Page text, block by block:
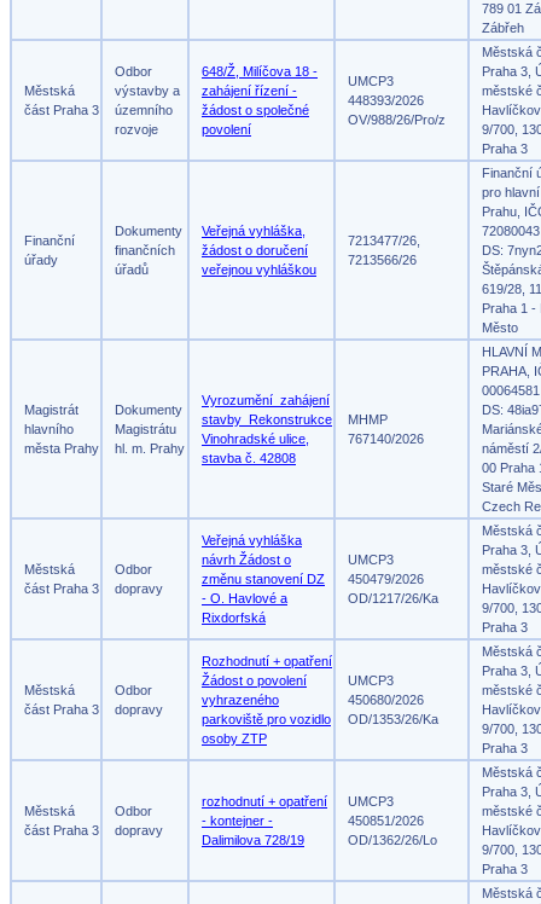
789 01
Zábřeh
Městská
část Praha 3
Odbor
výstavby a
územního
rozvoje
648/Ž, Milíčova 18 -
zahájení řízení -
žádost o společné
povolení
UMCP3
448393/2026
OV/988/26/Pro/z
Městská
Praha 3,
městské
9/700,
Praha 3
Finanční
úřady
Dokumenty
finančních
úřadů
Veřejná vyhláška,
žádost o doručení
veřejnou vyhláškou
7213477/26,
7213566/26
Finanční
pro
Prahu,
72080043
DS:
619/28,
Praha 1 -
Město
Magistrát
hlavního
města Prahy
Dokumenty
Magistrátu
hl. m. Prahy
Vyrozumění_zahájení
stavby_Rekonstrukce
Vinohradské ulice,
stavba č. 42808
MHMP
767140/2026
HLAVNÍ
PRAHA,
00064581
DS:
náměstí
00 Praha
Staré
Czech
Městská
část Praha 3
Odbor
dopravy
Veřejná vyhláška
návrh Žádost o
změnu stanovení DZ
- O. Havlové a
Rixdorfská
UMCP3
450479/2026
OD/1217/26/Ka
Městská
Praha 3,
městské
9/700,
Praha 3
Městská
část Praha 3
Odbor
dopravy
Rozhodnutí + opatření
Žádost o povolení
vyhrazeného
parkoviště pro vozidlo
osoby ZTP
UMCP3
450680/2026
OD/1353/26/Ka
Městská
Praha 3,
městské
9/700,
Praha 3
Městská
část Praha 3
Odbor
dopravy
rozhodnutí + opatření
- kontejner -
Dalimilova 728/19
UMCP3
450851/2026
OD/1362/26/Lo
Městská
Praha 3,
městské
9/700,
Praha 3
Městská